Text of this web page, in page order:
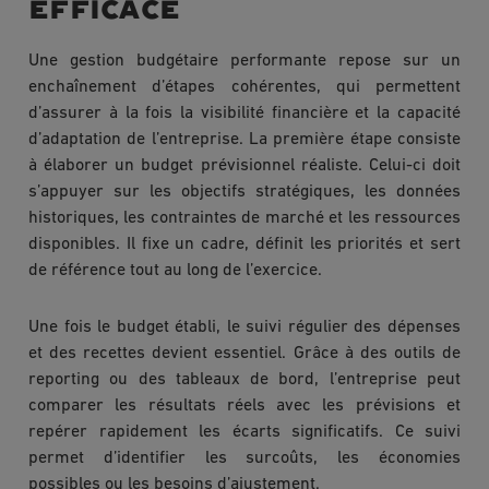
efficace
Une gestion budgétaire performante repose sur un
enchaînement d’étapes cohérentes, qui permettent
d’assurer à la fois la visibilité financière et la capacité
d’adaptation de l’entreprise. La première étape consiste
à élaborer un budget prévisionnel réaliste. Celui-ci doit
s’appuyer sur les objectifs stratégiques, les données
historiques, les contraintes de marché et les ressources
disponibles. Il fixe un cadre, définit les priorités et sert
de référence tout au long de l’exercice.
Une fois le budget établi, le suivi régulier des dépenses
et des recettes devient essentiel. Grâce à des outils de
reporting ou des tableaux de bord, l’entreprise peut
comparer les résultats réels avec les prévisions et
repérer rapidement les écarts significatifs. Ce suivi
permet d’identifier les surcoûts, les économies
possibles ou les besoins d’ajustement.